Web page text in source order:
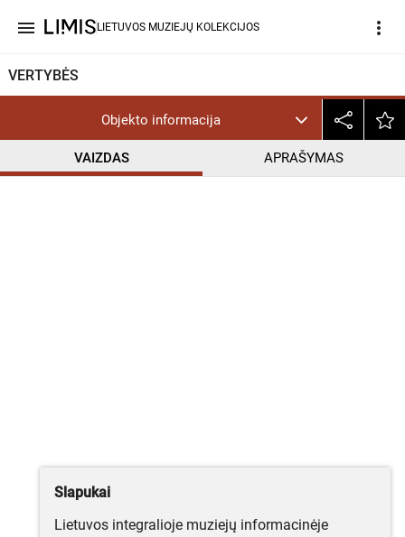
menu LIETUVOS MUZIEJŲ KOLEKCIJOS more_vert
VERTYBĖS
Objekto informacija
VAIZDAS APRAŠYMAS
Slapukai
Lietuvos integralioje muziejų informacinėje